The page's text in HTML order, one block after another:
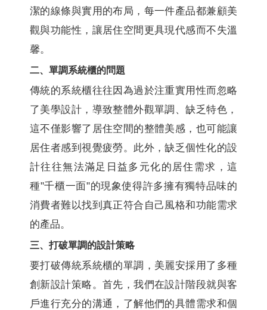
潔的線條與實用的布局，每一件產品都兼顧美
觀與功能性，讓居住空間更具現代感而不失溫
馨。
二、單調系統櫃的問題
傳統的系統櫃往往因為過於注重實用性而忽略
了美學設計，導致整體外觀單調、缺乏特色，
這不僅影響了居住空間的整體美感，也可能讓
居住者感到視覺疲勞。此外，缺乏個性化的設
計往往無法滿足日益多元化的居住需求，這
種"千櫃一面"的現象使得許多擁有獨特品味的
消費者難以找到真正符合自己風格和功能需求
的產品。
三、打破單調的設計策略
要打破傳統系統櫃的單調，美麗安採用了多種
創新設計策略。首先，我們在設計階段就與客
戶進行充分的溝通，了解他們的具體需求和個